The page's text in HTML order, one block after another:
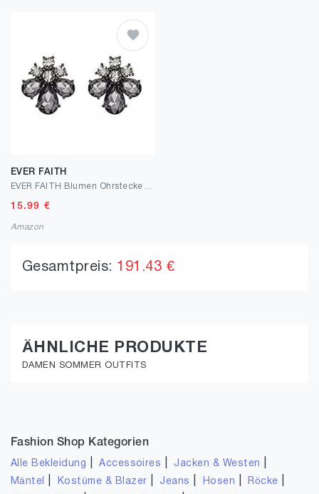
EVER FAITH
15.99 €
Amazon
Gesamtpreis: 191.43 €
ÄHNLICHE PRODUKTE
DAMEN SOMMER OUTFITS
Fashion Shop Kategorien
Alle Bekleidung |Accessoires Jacken & Westen
Mäntel Kostüme & Blazer Jeans Hosen Röcke